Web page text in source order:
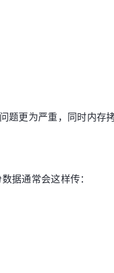
更为严重，同时内存
据通常会这样传：